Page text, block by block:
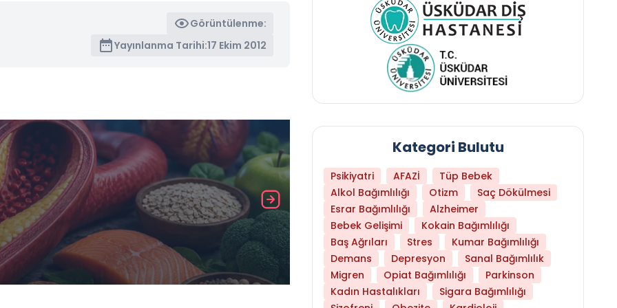
Görüntülenme:
Yayınlanma Tarihi:17 Ekim 2012
Daha Az Protein Tüketmek Yaşlanmayı
Kategori Bulutu
Psikiyatri AFAZİ
Tüp Bebek
Alkol Bağımlılığı
Otizm
Saç Dökülmesi
Esrar Bağımlılığı
Alzheimer
Bebek Gelişimi
Kokain Bağımlılığı
Baş Ağrıları
Stres
Kumar Bağımlılığı
Demans
Depresyon
Sanal Bağımlılık
Migren
Opiat Bağımlılığı
Parkinson
Kadın Hastalıkları
Sigara Bağımlılığı